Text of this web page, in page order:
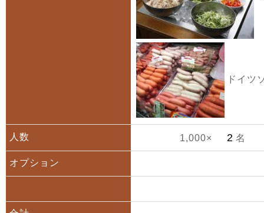
ドイツ
人数 1,000× 名
オプション